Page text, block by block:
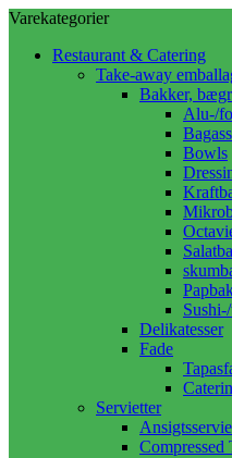
Varekategorier
Restaurant & Catering
Take-away
Bakker,
Alu-/
Bowls
Delikatesser
Fade
Servietter
Compressed